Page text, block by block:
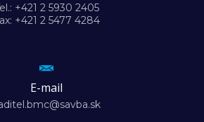
+421 2 5930 2405
+421 2 5477 4284
E-mail